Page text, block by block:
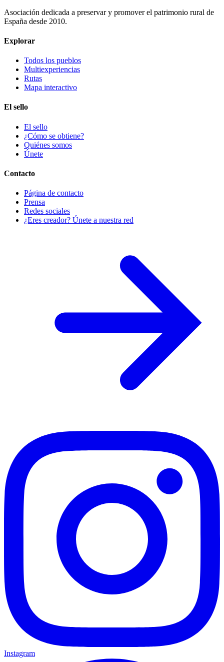
Asociación dedicada a preservar y promover el patrimonio rural de
España desde 2010.
Explorar
Todos los pueblos
Multiexperiencias
Rutas
Mapa interactivo
El sello
El sello
¿Cómo se obtiene?
Quiénes somos
Únete
Contacto
Página de contacto
Prensa
Redes sociales
¿Eres creador? Únete a nuestra red
Instagram